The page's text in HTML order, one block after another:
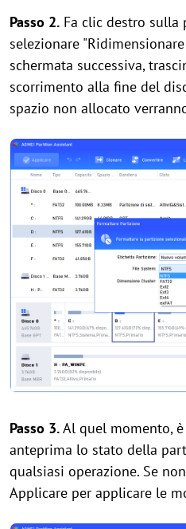
Passo 2. Fa clic destro
selezionare
schermata successiva,
scorrimento alla fine del
spazio non allocato
Passo 3.Al quel momento,
anteprima lo stato della
qualsiasi operazione. Se
Applicare per applicare le